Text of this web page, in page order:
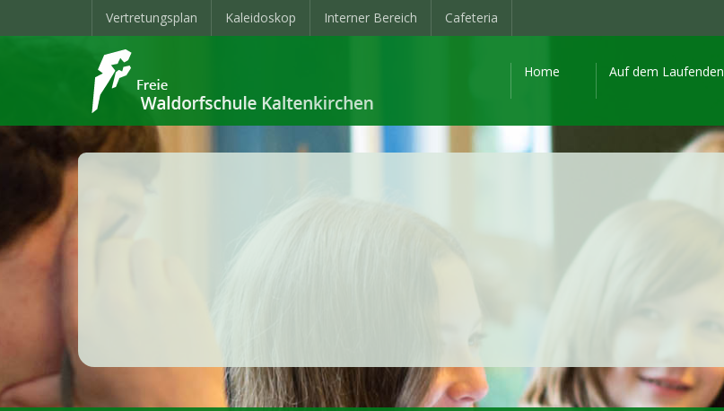
Vertretungsplan Kaleidoskop Interner Bereich Cafeteria
Home Auf dem Laufenden